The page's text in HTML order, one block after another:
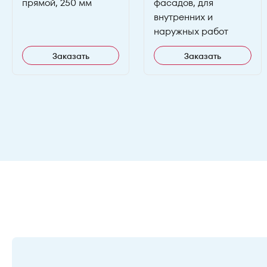
Заказать
внутренних и
наружных работ
Заказать